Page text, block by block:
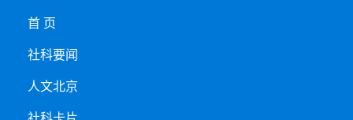
首 页
社科要闻
人文北京